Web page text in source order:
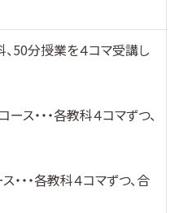
50分授業を４コマ受講し
ス・・・各教科４コマずつ、
・・・各教科４コマずつ、合